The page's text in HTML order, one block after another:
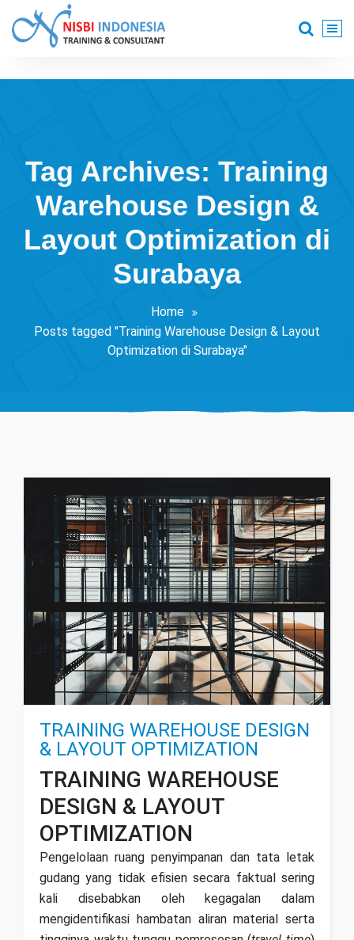
content
Tag Archives: Training
Warehouse Design &
Layout Optimization di
Surabaya
Home
Posts tagged "Training Warehouse Design & Layout
Optimization di Surabaya"
TRAINING WAREHOUSE DESIGN
& LAYOUT OPTIMIZATION
TRAINING WAREHOUSE
DESIGN & LAYOUT
OPTIMIZATION
Pengelolaan ruang penyimpanan dan tata letak
gudang yang tidak efisien secara faktual sering
kali disebabkan oleh kegagalan dalam
mengidentifikasi hambatan aliran material serta